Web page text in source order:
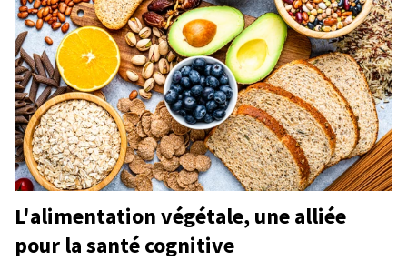
L'alimentation végétale, une alliée
pour la santé cognitive